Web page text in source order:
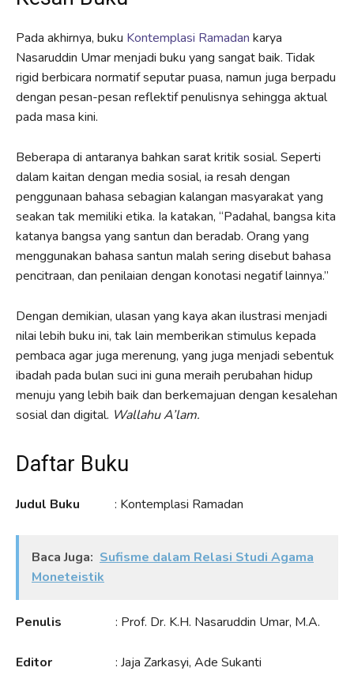
Pada akhirnya, buku Kontemplasi Ramadan karya
Nasaruddin Umar menjadi buku yang sangat baik. Tidak
rigid berbicara normatif seputar puasa, namun juga berpadu
dengan pesan-pesan reflektif penulisnya sehingga aktual
pada masa kini.
Beberapa di antaranya bahkan sarat kritik sosial. Seperti
dalam kaitan dengan media sosial, ia resah dengan
penggunaan bahasa sebagian kalangan masyarakat yang
seakan tak memiliki etika. Ia katakan, “Padahal, bangsa kita
katanya bangsa yang santun dan beradab. Orang yang
menggunakan bahasa santun malah sering disebut bahasa
pencitraan, dan penilaian dengan konotasi negatif lainnya.”
Dengan demikian, ulasan yang kaya akan ilustrasi menjadi
nilai lebih buku ini, tak lain memberikan stimulus kepada
pembaca agar juga merenung, yang juga menjadi sebentuk
ibadah pada bulan suci ini guna meraih perubahan hidup
menuju yang lebih baik dan berkemajuan dengan kesalehan
sosial dan digital. Wallahu A’lam.
Daftar Buku
Judul Buku : Kontemplasi Ramadan
Baca Juga: Sufisme dalam Relasi Studi Agama
Moneteistik
Penulis : Prof. Dr. K.H. Nasaruddin Umar, M.A.
Editor : Jaja Zarkasyi, Ade Sukanti